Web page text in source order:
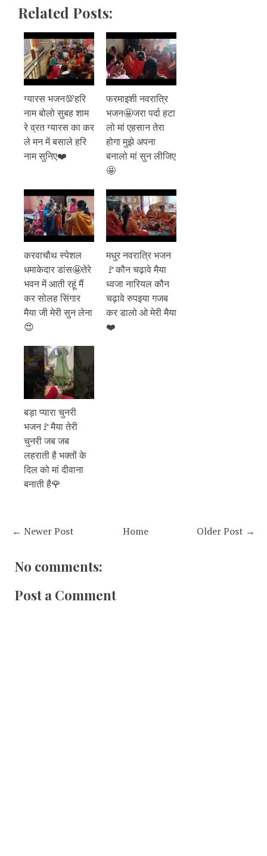
Related Posts:
ग्यारस भजन💯हरि
नाम बोलो सुबह शाम
रे व्रत ग्यारस का कर
ले मन में बसाले हरि
नाम सुनिए❤️
फरमाइशी नवरात्रि
भजन🤩जरा पर्दा हटा
लो मां एहसान तेरा
होगा मुझे अपना
बनालो मां सुन लीजिए
🤩
करवाचौथ स्पेशल
धमाकेदार डांस🤩तेरे
भवन में आती रहूं मैं
कर सोलह सिंगार
मैया जी मेरी सुन लेना
😍
मधुर नवरात्रि भजन
🚩कौन चढ़ावे मैया
ध्वजा नारियल कौन
चढ़ावे रुपइया गजब
कर डालो ओ मेरी मैया
❤️
बड़ा प्यारा चुनरी
भजन🚩मैया तेरी
चुनरी जब जब
लहराती है भक्तों के
दिल को मां दीवाना
बनाती है🌹
← Newer Post Older Post →
Home
No comments:
Post a Comment